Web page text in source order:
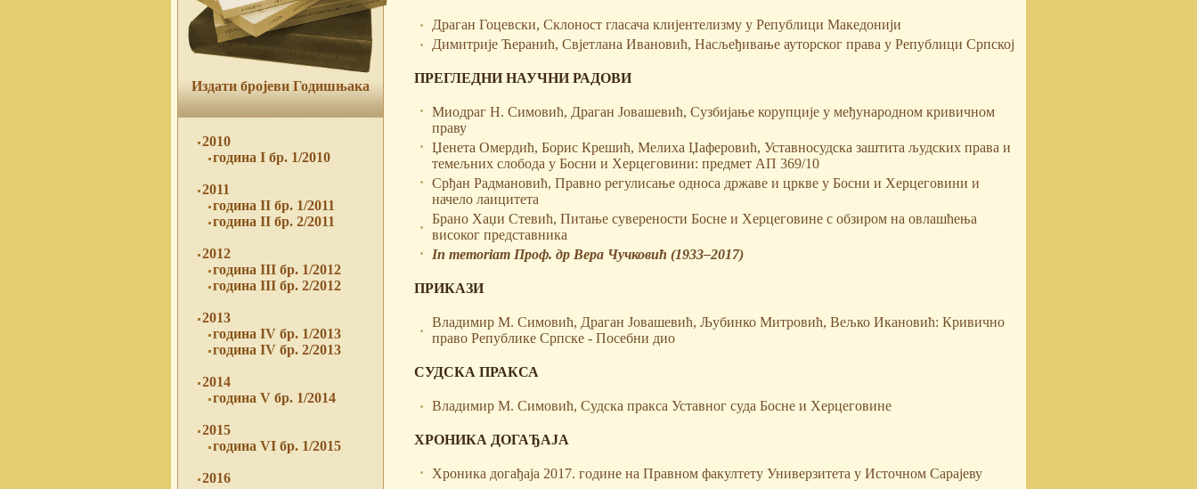
Издати бројеви Годишњака
2010
година I бр. 1/2010
2011
година II бр. 1/2011
година II бр. 2/2011
2012
година III бр. 1/2012
година III бр. 2/2012
2013
година IV бр. 1/2013
година IV бр. 2/2013
2014
година V бр. 1/2014
2015
година VI бр. 1/2015
2016
Драган Гоцевски, Склоност гласача клијентелизму у Републици Македонији
Димитрије Ћеранић, Свјетлана Ивановић, Насљеђивање ауторског права у Републици Српској
ПРЕГЛЕДНИ НАУЧНИ РАДОВИ
Миодраг Н. Симовић, Драган Јовашевић, Сузбијање корупције у међународном кривичном
праву
Џенета Омердић, Борис Крешић, Мелиха Џаферовић, Уставносудска заштита људских права и
темељних слобода у Босни и Херцеговини: предмет АП 369/10
Срђан Радмановић, Правно регулисање односа државе и цркве у Босни и Херцеговини и
начело лаицитета
Брано Хаџи Стевић, Питање суверености Босне и Херцеговине с обзиром на овлашћења
високог представника
In memoriam Проф. др Вера Чучковић (1933–2017)
ПРИКАЗИ
Владимир М. Симовић, Драган Јовашевић, Љубинко Митровић, Вељко Икановић: Кривично
право Републике Српске - Посебни дио
СУДСКА ПРАКСА
Владимир М. Симовић, Судска пракса Уставног суда Босне и Херцеговине
ХРОНИКА ДОГАЂАЈА
Хроника догађаја 2017. године на Правном факултету Универзитета у Источном Сарајеву